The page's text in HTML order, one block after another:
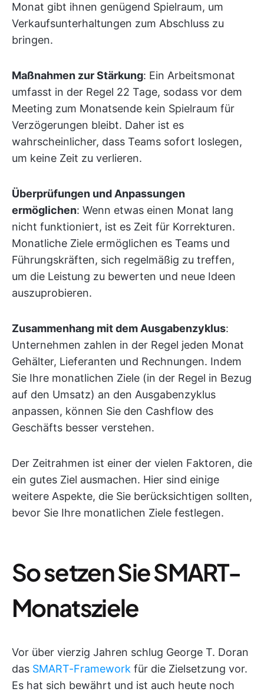
Monat gibt ihnen genügend Spielraum, um
Verkaufsunterhaltungen zum Abschluss zu
bringen.
Maßnahmen zur Stärkung: Ein Arbeitsmonat
umfasst in der Regel 22 Tage, sodass vor dem
Meeting zum Monatsende kein Spielraum für
Verzögerungen bleibt. Daher ist es
wahrscheinlicher, dass Teams sofort loslegen,
um keine Zeit zu verlieren.
Überprüfungen und Anpassungen
ermöglichen: Wenn etwas einen Monat lang
nicht funktioniert, ist es Zeit für Korrekturen.
Monatliche Ziele ermöglichen es Teams und
Führungskräften, sich regelmäßig zu treffen,
um die Leistung zu bewerten und neue Ideen
auszuprobieren.
Zusammenhang mit dem Ausgabenzyklus:
Unternehmen zahlen in der Regel jeden Monat
Gehälter, Lieferanten und Rechnungen. Indem
Sie Ihre monatlichen Ziele (in der Regel in Bezug
auf den Umsatz) an den Ausgabenzyklus
anpassen, können Sie den Cashflow des
Geschäfts besser verstehen.
Der Zeitrahmen ist einer der vielen Faktoren, die
ein gutes Ziel ausmachen. Hier sind einige
weitere Aspekte, die Sie berücksichtigen sollten,
bevor Sie Ihre monatlichen Ziele festlegen.
So setzen Sie SMART-
Monatsziele
Vor über vierzig Jahren schlug George T. Doran
das SMART-Framework für die Zielsetzung vor.
Es hat sich bewährt und ist auch heute noch